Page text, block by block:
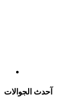
آحدث الجوالات